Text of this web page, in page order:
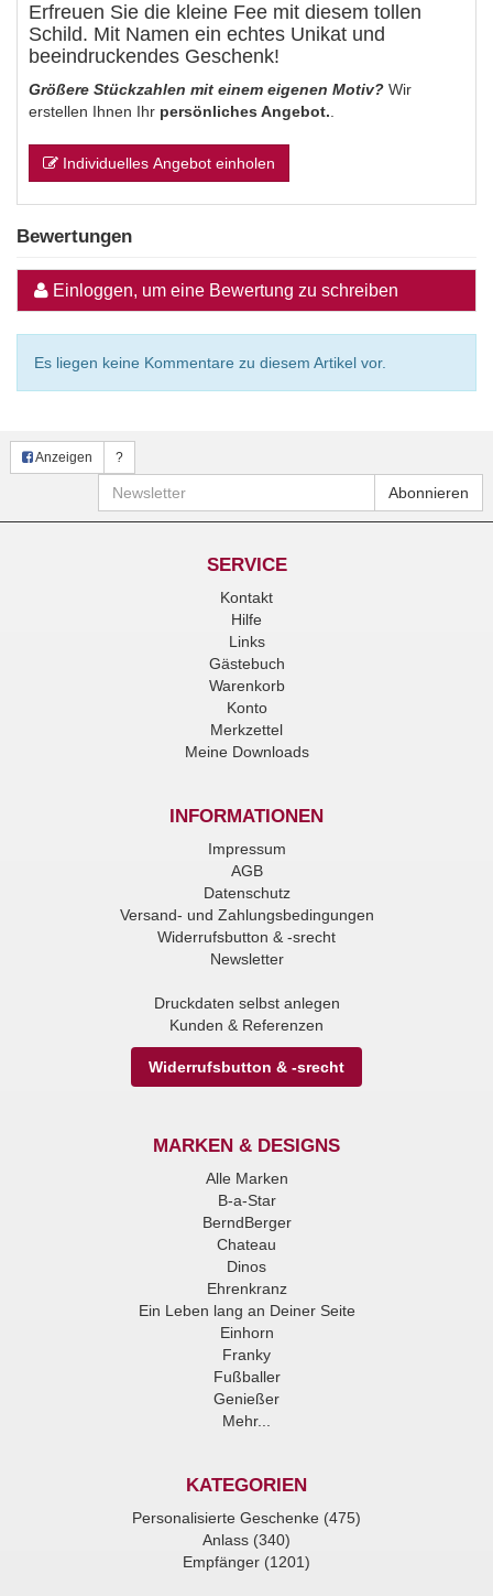
Erfreuen Sie die kleine Fee mit diesem tollen
Schild. Mit Namen ein echtes Unikat und
beeindruckendes Geschenk!
Größere Stückzahlen mit einem eigenen Motiv? Wir
erstellen Ihnen Ihr persönliches Angebot.
Individuelles Angebot einholen
Bewertungen
Einloggen, um eine Bewertung zu schreiben
Es liegen keine Kommentare zu diesem Artikel vor.
Anzeigen ?
Newsletter Abonnieren
SERVICE
Kontakt
Hilfe
Links
Gästebuch
Warenkorb
Konto
Merkzettel
Meine Downloads
INFORMATIONEN
Impressum
AGB
Datenschutz
Versand- und Zahlungsbedingungen
Widerrufsbutton & -srecht
Newsletter
Druckdaten selbst anlegen
Kunden & Referenzen
Widerrufsbutton & -srecht
MARKEN & DESIGNS
Alle Marken
B-a-Star
BerndBerger
Chateau
Dinos
Ehrenkranz
Ein Leben lang an Deiner Seite
Einhorn
Franky
Fußballer
Genießer
Mehr...
KATEGORIEN
Personalisierte Geschenke (475)
Anlass (340)
Empfänger (1201)